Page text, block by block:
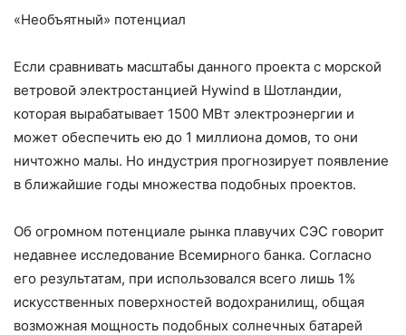
«Необъятный» потенциал
Если сравнивать масштабы данного проекта с морской
ветровой электростанцией Hywind в Шотландии,
которая вырабатывает 1500 МВт электроэнергии и
может обеспечить ею до 1 миллиона домов, то они
ничтожно малы. Но индустрия прогнозирует появление
в ближайшие годы множества подобных проектов.
Об огромном потенциале рынка плавучих СЭС говорит
недавнее исследование Всемирного банка. Согласно
его результатам, при использовался всего лишь 1%
искусственных поверхностей водохранилищ, общая
возможная мощность подобных солнечных батарей